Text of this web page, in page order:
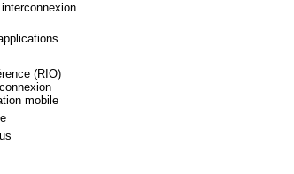
(RIO)
mobile